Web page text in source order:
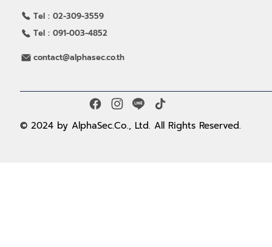
contact@alphasec.co.th
Tel : 02-309-3559
Tel : 091-003-4852
© 2024 by AlphaSec.Co., Ltd. All Rights Reserved.